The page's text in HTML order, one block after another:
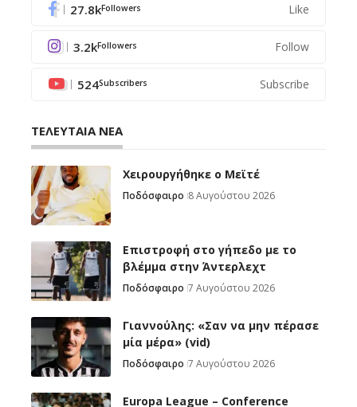
27.8kFollowers Like
3.2kFollowers Follow
524Subscribers Subscribe
ΤΕΛΕΥΤΑΙΑ ΝΕΑ
Χειρουργήθηκε ο Μεϊτέ
Ποδόσφαιρο 8 Αυγούστου 2026
Επιστροφή στο γήπεδο με το
βλέμμα στην Άντερλεχτ
Ποδόσφαιρο 7 Αυγούστου 2026
Γιαννούλης: «Σαν να μην πέρασε
μία μέρα» (vid)
Ποδόσφαιρο 7 Αυγούστου 2026
Europa League – Conference